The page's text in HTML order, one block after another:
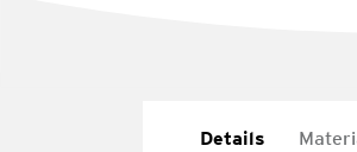
Details